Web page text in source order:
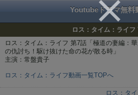
Youtubeドラマ無料
ロス：タイム：ライフ
ロス：タイム：ライフ 第7話「極道の妻編：
の仇討ち！駆け抜けた命の花が散る時」
主演：常盤貴子
ロス：タイム：ライフ動画一覧TOPへ
ロス：タ